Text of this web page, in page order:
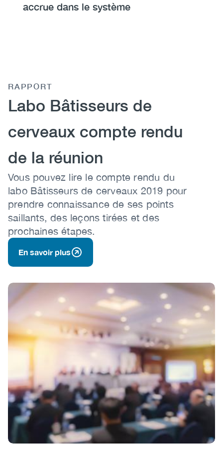
accrue dans le système
RAPPORT
Heading
Labo Bâtisseurs de
cerveaux compte rendu
de la réunion
Body
Vous pouvez lire le compte rendu du
labo Bâtisseurs de cerveaux 2019 pour
prendre connaissance de ses points
saillants, des leçons tirées et des
prochaines étapes.
En savoir plus
Image
Image